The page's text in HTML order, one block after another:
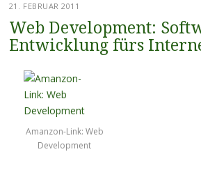
21. FEBRUAR 2011
Web Development:
Entwicklung fürs
Amanzon-Link: Web
Development